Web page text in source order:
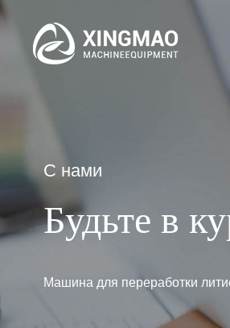
С нами
Будьте в
Машина для переработки